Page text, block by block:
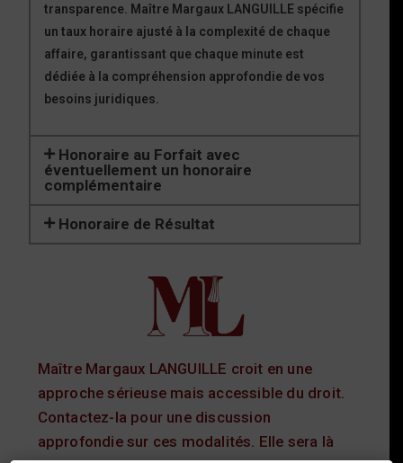
transparence. Maître Margaux LANGUILLE spécifie
un taux horaire ajusté à la complexité de chaque
affaire, garantissant que chaque minute est
dédiée à la compréhension approfondie de vos
besoins juridiques.
Honoraire au Forfait avec
éventuellement un honoraire
complémentaire
Honoraire de Résultat
Maître Margaux LANGUILLE croit en une
approche sérieuse mais accessible du droit.
Contactez-la pour une discussion
approfondie sur ces modalités. Elle sera là